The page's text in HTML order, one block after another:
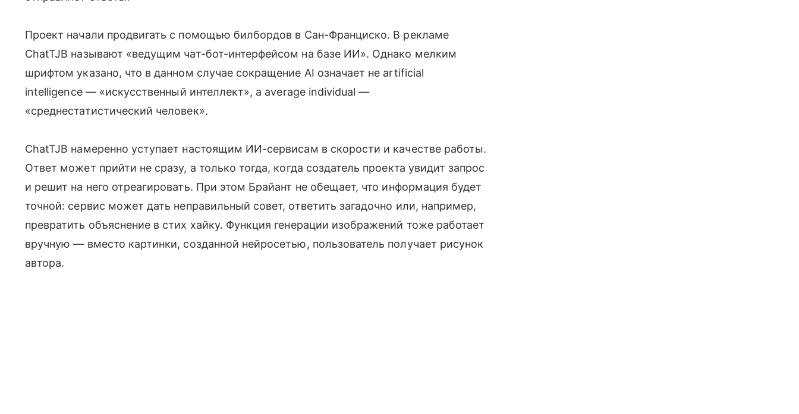
Проект начали продвигать с помощью билбордов в Сан-Франциско. В рекламе
ChatTJB называют «ведущим чат-бот-интерфейсом на базе ИИ». Однако мелким
шрифтом указано, что в данном случае сокращение AI означает не artificial
intelligence — «искусственный интеллект», а average individual —
«среднестатистический человек».
ChatTJB намеренно уступает настоящим ИИ-сервисам в скорости и качестве работы.
Ответ может прийти не сразу, а только тогда, когда создатель проекта увидит запрос
и решит на него отреагировать. При этом Брайант не обещает, что информация будет
точной: сервис может дать неправильный совет, ответить загадочно или, например,
превратить объяснение в стих хайку. Функция генерации изображений тоже работает
вручную — вместо картинки, созданной нейросетью, пользователь получает рисунок
автора.